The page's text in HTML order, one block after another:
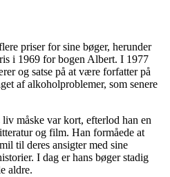
priser for sine bøger, herunder
i 1969 for bogen Albert. I 1977
og satse på at være forfatter på
af alkoholproblemer, som senere
måske var kort, efterlod han en
og film. Han formåede at
til deres ansigter med sine
I dag er hans bøger stadig
aldre.